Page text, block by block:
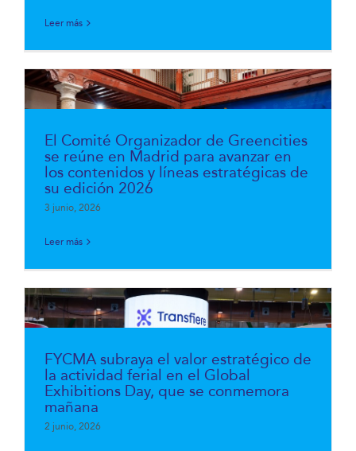
Leer más
El Comité Organizador de Greencities
se reúne en Madrid para avanzar en
los contenidos y líneas estratégicas de
su edición 2026
3 junio, 2026
Leer más
FYCMA subraya el valor estratégico de
la actividad ferial en el Global
Exhibitions Day, que se conmemora
mañana
2 junio, 2026